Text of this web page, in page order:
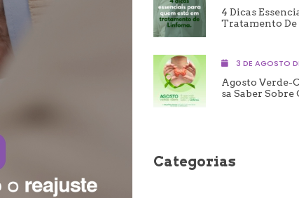
4 Dicas
Tratamento
3 DE AGOSTO
Agosto Verde-
Sa Saber
Categorias